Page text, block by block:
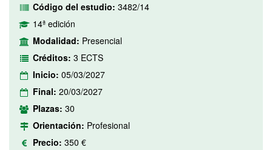
Código del estudio: 3482/14
14ª edición
Modalidad: Presencial
Créditos: 3 ECTS
Inicio: 05/03/2027
Final: 20/03/2027
Plazas: 30
Orientación: Profesional
Precio: 350 €